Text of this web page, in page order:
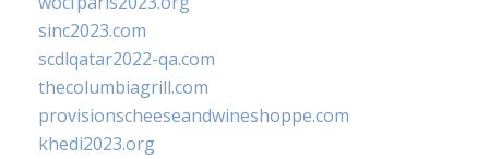
sinc2023.com
scdlqatar2022-qa.com
thecolumbiagrill.com
provisionscheeseandwineshoppe.com
khedi2023.org